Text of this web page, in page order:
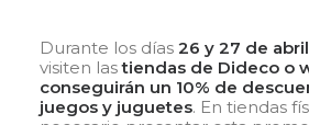
Durante los días 26 y 27 de abril
visiten lastiendas de Dideco o
conseguirán un 10% de
juegos y juguetes. En tiendas